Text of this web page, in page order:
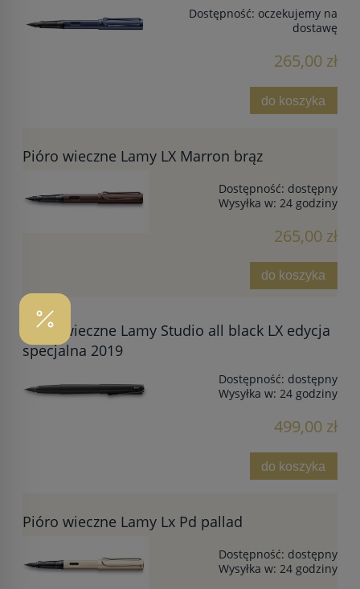
Dostępność: oczekujemy na
dostawę
265,00 zł
do koszyka
Pióro wieczne Lamy LX Marron brąz
Dostępność: dostępny
Wysyłka w: 24 godziny
265,00 zł
do koszyka
Pióro wieczne Lamy Studio all black LX edycja
specjalna 2019
Dostępność: dostępny
Wysyłka w: 24 godziny
499,00 zł
do koszyka
Pióro wieczne Lamy Lx Pd pallad
Dostępność: dostępny
Wysyłka w: 24 godziny